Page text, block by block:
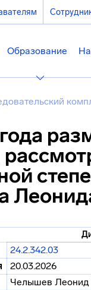
Образование
24.2.342.03
20.03.2026
Челышев Леонид